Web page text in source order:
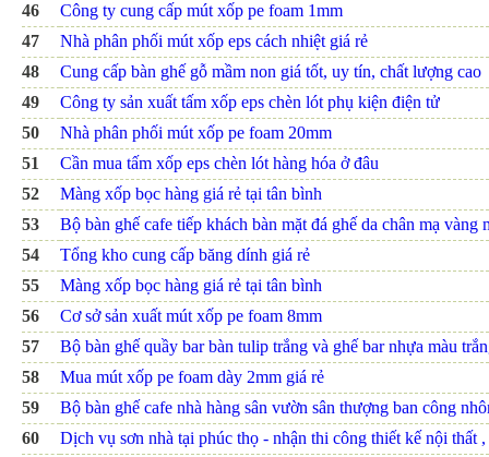
46
Công ty cung cấp mút xốp pe foam 1mm
47
Nhà phân phối mút xốp eps cách nhiệt giá rẻ
48
Cung cấp bàn ghế gỗ mầm non giá tốt, uy tín, chất lượng cao
49
Công ty sản xuất tấm xốp eps chèn lót phụ kiện điện tử
50
Nhà phân phối mút xốp pe foam 20mm
51
Cần mua tấm xốp eps chèn lót hàng hóa ở đâu
52
Màng xốp bọc hàng giá rẻ tại tân bình
53
Bộ bàn ghế cafe tiếp khách bàn mặt đá ghế da chân mạ vàng
54
Tổng kho cung cấp băng dính giá rẻ
55
Màng xốp bọc hàng giá rẻ tại tân bình
56
Cơ sở sản xuất mút xốp pe foam 8mm
57
Bộ bàn ghế quầy bar bàn tulip trắng và ghế bar nhựa màu
58
Mua mút xốp pe foam dày 2mm giá rẻ
59
Bộ bàn ghế cafe nhà hàng sân vườn sân thượng ban công
60
Dịch vụ sơn nhà tại phúc thọ - nhận thi công thiết kế nội thất